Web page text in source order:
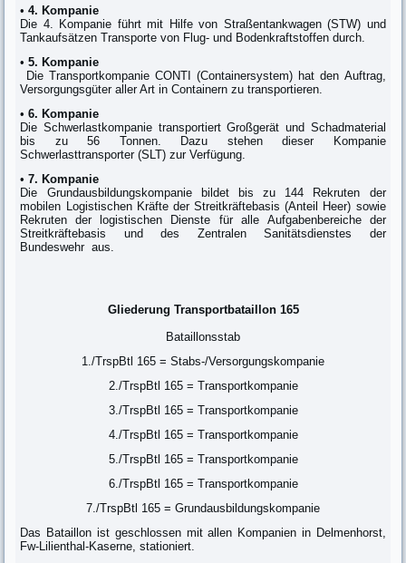
•4. Kompanie
Die 4. Kompanie führt mit Hilfe von Straßentankwagen (STW) und
Tankaufsätzen Transporte von Flug- und Bodenkraftstoffen durch.
•5. Kompanie
Die Transportkompanie CONTI (Containersystem) hat den Auftrag,
Versorgungsgüter aller Art in Containern zu transportieren.
•6. Kompanie
Die Schwerlastkompanie transportiert Großgerät und Schadmaterial
bis zu 56 Tonnen. Dazu stehen dieser Kompanie
Schwerlasttransporter (SLT) zur Verfügung.
•7. Kompanie
Die Grundausbildungskompanie bildet bis zu 144 Rekruten der
mobilen Logistischen Kräfte der Streitkräftebasis (Anteil Heer) sowie
Rekruten der logistischen Dienste für alle Aufgabenbereiche der
Streitkräftebasis und des Zentralen Sanitätsdienstes der
Bundeswehr aus.
Gliederung Transportbataillon 165
Bataillonsstab
1./TrspBtl 165 = Stabs-/Versorgungskompanie
2./TrspBtl 165 = Transportkompanie
3./TrspBtl 165 = Transportkompanie
4./TrspBtl 165 = Transportkompanie
5./TrspBtl 165 = Transportkompanie
6./TrspBtl 165 = Transportkompanie
7./TrspBtl 165 = Grundausbildungskompanie
Das Bataillon ist geschlossen mit allen Kompanien in Delmenhorst,
Fw-Lilienthal-Kaserne, stationiert.